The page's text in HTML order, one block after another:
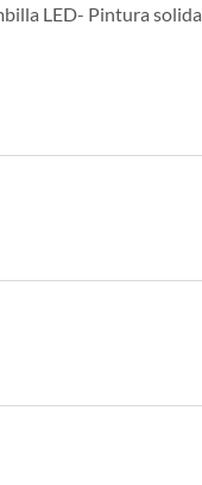
LED- Pintura solida